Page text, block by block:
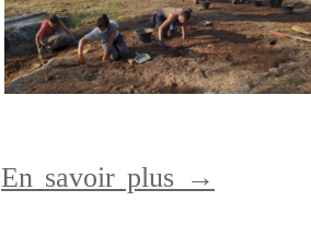
En savoir plus →